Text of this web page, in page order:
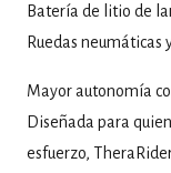
Batería de litio de
Ruedas
Mayor autonomía
Diseñada para
esfuerzo,